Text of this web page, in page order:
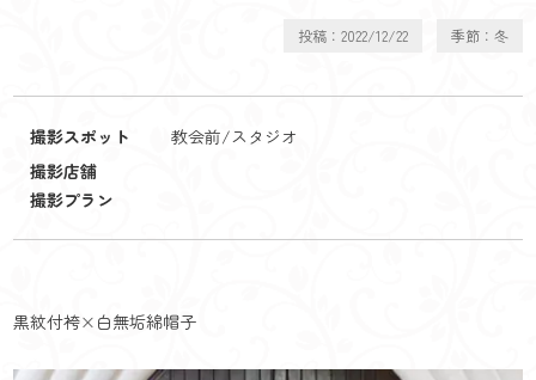
投稿：2022/12/22 季節：冬
撮影スポット
教会前/スタジオ
撮影店舗
撮影プラン
黒紋付袴×白無垢綿帽子